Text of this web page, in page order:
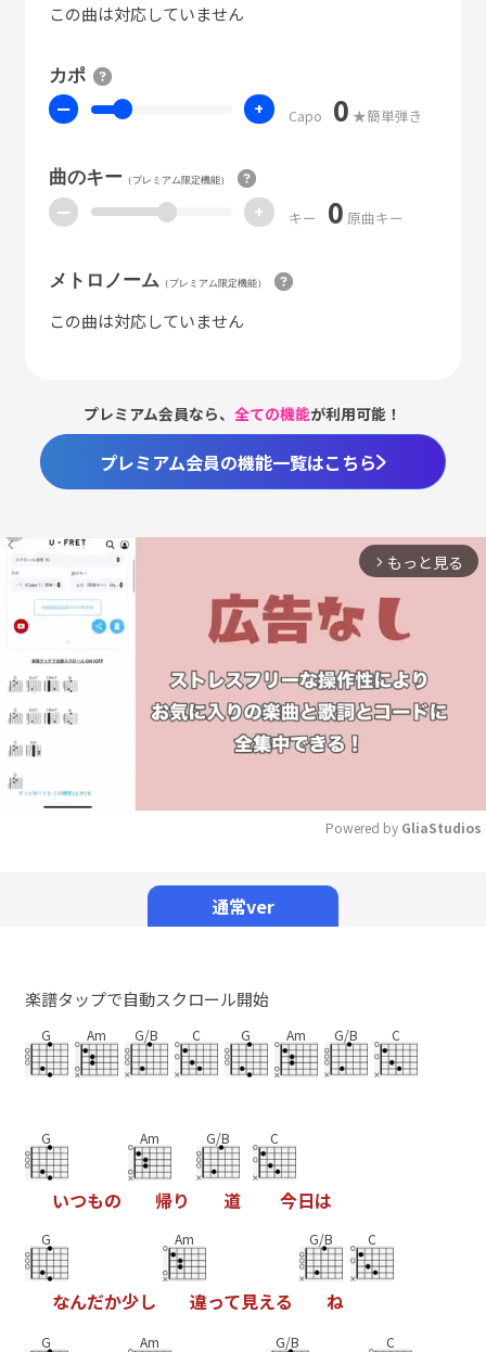
この曲は対応していません
カポ
ー + Capo 0 ★簡単弾き
曲のキー（プレミアム限定機能）
ー + キー 0 原曲キー
メトロノーム （プレミアム限定機能）
この曲は対応していません
プレミアム会員なら、全ての機能が利用可能！
プレミアム会員の機能一覧はこちら
arrow_forward_ios もっと見る
Powered by GliaStudios
通常ver
楽譜タップで自動スクロール開始
G Am G/B C G Am G/B C
G
いつもの
Am
帰り
G/B
道
C
今日は
G
なんだか少し
Am
違って見える
G/B
ね
C
G Am G/B C